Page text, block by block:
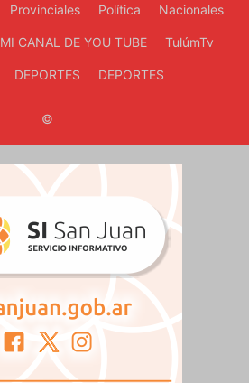
Provinciales Política Nacionales
MI CANAL DE YOU TUBE TulúmTv
DEPORTES DEPORTES
©